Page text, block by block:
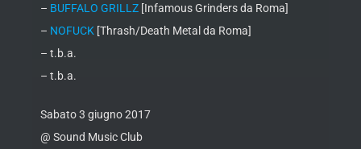
– BUFFALO GRILLZ [Infamous Grinders da Roma]
– NOFUCK [Thrash/Death Metal da Roma]
– t.b.a.
– t.b.a.
Sabato 3 giugno 2017
@ Sound Music Club